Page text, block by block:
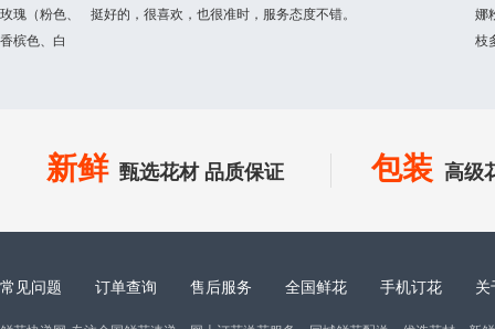
挺好的，很喜欢，也很准时，服务态度不错。
新鲜 甄选花材 品质保证 包装 高级
常见问题 订单查询 售后服务 全国鲜花 手机订花 关